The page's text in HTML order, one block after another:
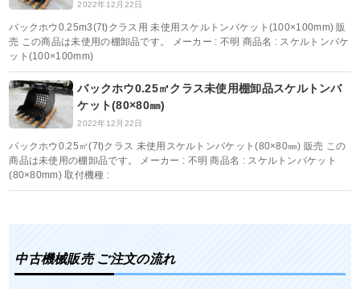
2022年12月22日
バックホウ0.25m3(7t)クラス用 未使用スケルトンバケット(100×100mm) 販
売 この商品は未使用の棚卸品です。 メーカー : 不明 商品名 : スケルトンバケ
ット(100×100mm)
バックホウ0.25㎥クラス未使用棚卸品スケルトンバ
ケット(80×80㎜)
2022年12月22日
バックホウ0.25㎥(7t)クラス 未使用スケルトンバケット(80×80㎜) 販売 この
商品は未使用の棚卸品です。 メーカー : 不明 商品名 : スケルトンバケット
(80×80mm) 取付機種 :
中古機械販売 ご注文の流れ